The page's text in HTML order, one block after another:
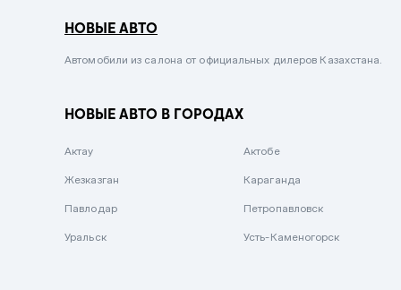
Сиреневый металлик
Вишневый
НОВЫЕ АВТО
Автомобили из салона от официальных дилеров Казахстана.
НОВЫЕ АВТО В ГОРОДАХ
Актау Актобе
Жезказган Караганда
Павлодар Петропавловск
Уральск Усть-Каменогорск